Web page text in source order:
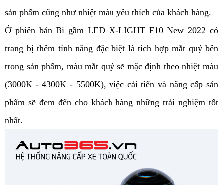
sản phẩm cũng như nhiệt màu yêu thích của khách hàng.
Ở phiên bản Bi gầm LED X-LIGHT F10 New 2022 có
trang bị thêm tính năng đặc biệt là tích hợp mắt quỷ bên
trong sản phẩm, màu mắt quỷ sẽ mặc định theo nhiệt màu
(3000K - 4300K - 5500K), việc cải tiến và nâng cấp sản
phẩm sẽ đem đến cho khách hàng những trải nghiệm tốt
nhất.